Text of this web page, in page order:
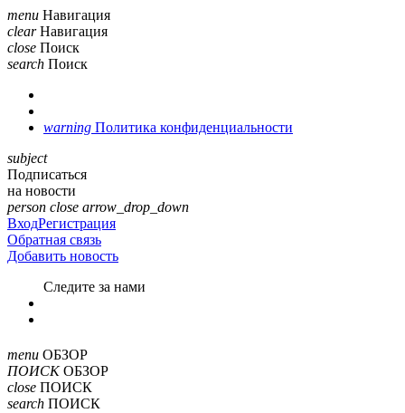
menu Навигация
clear Навигация
close Поиск
search Поиск
warning Политика конфиденциальности
subject
Подписаться
на новости
person close arrow_drop_down
ВходРегистрация
Обратная связь
Добавить новость
Cледите за нами
menu ОБЗОР
ПОИСК ОБЗОР
close ПОИСК
search ПОИСК